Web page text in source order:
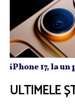
iPhone 17, la
ULTIMELE